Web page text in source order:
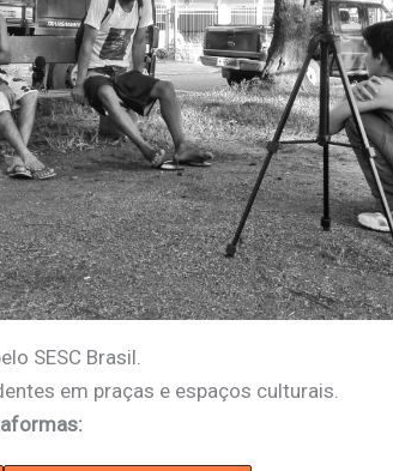
SESC Brasil.
em praças e espaços culturais.